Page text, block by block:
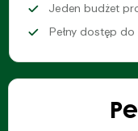
Jeden budżet
Pełny dostęp